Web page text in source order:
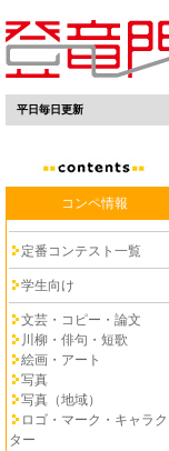
平日毎日更新
コンペ情報
定番コンテスト一覧
学生向け
文芸・コピー・論文
川柳・俳句・短歌
絵画・アート
写真
写真（地域）
ロゴ・マーク・キャラク
ター